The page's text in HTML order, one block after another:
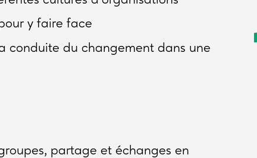
y faire face
conduite du changement dans une
partage et échanges en